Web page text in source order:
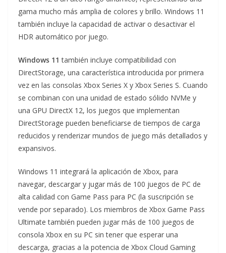
gama mucho más amplia de colores y brillo. Windows 11
también incluye la capacidad de activar o desactivar el
HDR automático por juego.
Windows 11 también incluye compatibilidad con
DirectStorage, una característica introducida por primera
vez en las consolas Xbox Series X y Xbox Series S. Cuando
se combinan con una unidad de estado sólido NVMe y
una GPU DirectX 12, los juegos que implementan
DirectStorage pueden beneficiarse de tiempos de carga
reducidos y renderizar mundos de juego más detallados y
expansivos.
Windows 11 integrará la aplicación de Xbox, para
navegar, descargar y jugar más de 100 juegos de PC de
alta calidad con Game Pass para PC (la suscripción se
vende por separado). Los miembros de Xbox Game Pass
Ultimate también pueden jugar más de 100 juegos de
consola Xbox en su PC sin tener que esperar una
descarga, gracias a la potencia de Xbox Cloud Gaming